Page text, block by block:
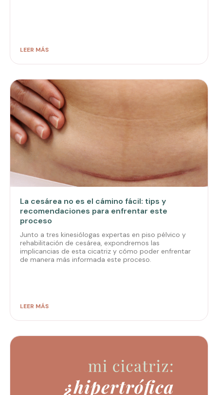
LEER MÁS
La cesárea no es el cámino fácil: tips y
recomendaciones para enfrentar este
proceso
Junto a tres kinesiólogas expertas en piso pélvico y
rehabilitación de cesárea, expondremos las
implicancias de esta cicatriz y cómo poder enfrentar
de manera más informada este proceso.
LEER MÁS